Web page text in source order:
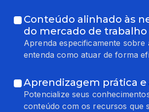
Conteúdo alinhado às
do mercado de trabalho
Aprenda especificamente sobre
entenda como atuar de forma
Aprendizagem prática e
Potencialize seus
conteúdo com os recursos que